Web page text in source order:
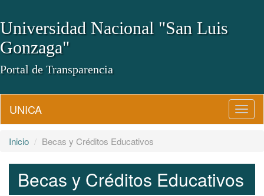
Universidad Nacional "San Luis
Gonzaga"
Portal de Transparencia
UNICA
Inicio Becas y Créditos Educativos
Becas y Créditos Educativos